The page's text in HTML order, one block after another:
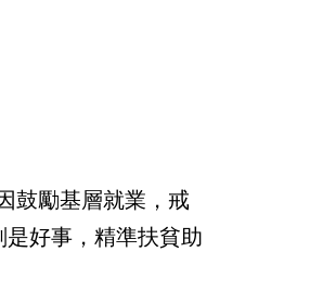
鼓勵基層就業，戒
好事，精準扶貧助